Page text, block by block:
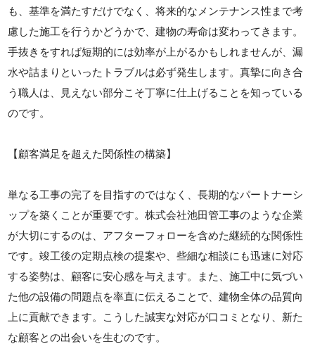
も、基準を満たすだけでなく、将来的なメンテナンス性まで考
慮した施工を行うかどうかで、建物の寿命は変わってきます。
手抜きをすれば短期的には効率が上がるかもしれませんが、漏
水や詰まりといったトラブルは必ず発生します。真摯に向き合
う職人は、見えない部分こそ丁寧に仕上げることを知っている
のです。
【顧客満足を超えた関係性の構築】
単なる工事の完了を目指すのではなく、長期的なパートナーシ
ップを築くことが重要です。株式会社池田管工事のような企業
が大切にするのは、アフターフォローを含めた継続的な関係性
です。竣工後の定期点検の提案や、些細な相談にも迅速に対応
する姿勢は、顧客に安心感を与えます。また、施工中に気づい
た他の設備の問題点を率直に伝えることで、建物全体の品質向
上に貢献できます。こうした誠実な対応が口コミとなり、新た
な顧客との出会いを生むのです。